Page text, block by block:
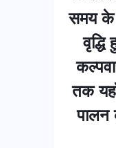
समय के
तक
पालन